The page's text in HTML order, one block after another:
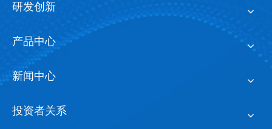
研发创新
产品中心
新闻中心
投资者关系